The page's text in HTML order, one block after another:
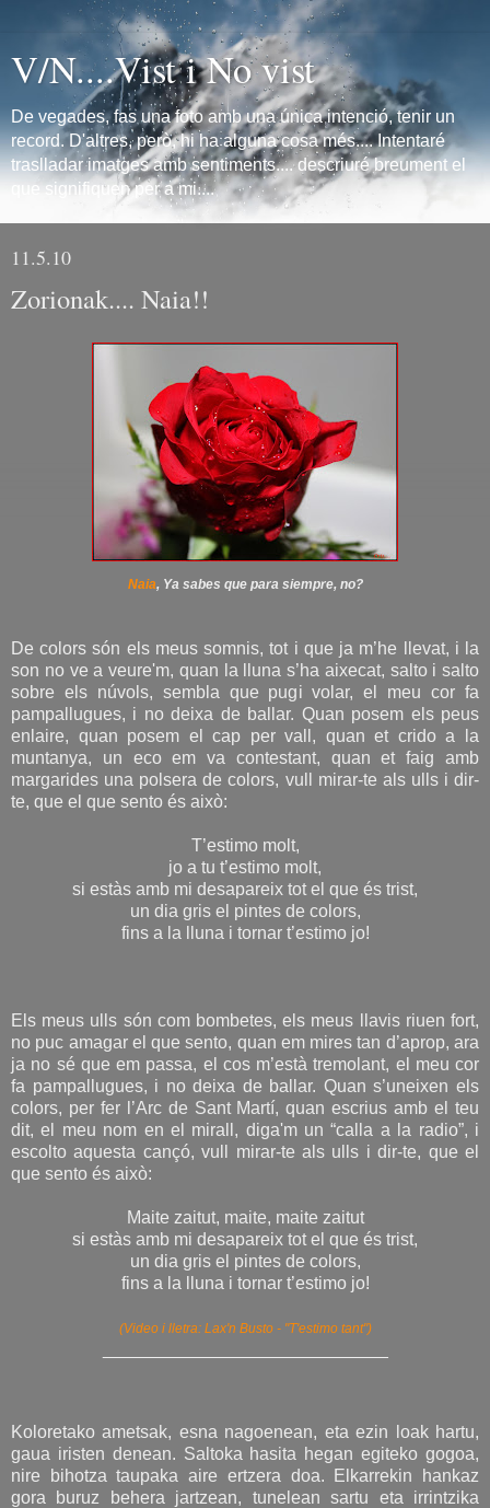
V/N....Vist i No vist
De vegades, fas una foto amb una única intenció, tenir un
record. D'altres, però, hi ha alguna cosa més.... Intentaré
traslladar imatges amb sentiments.... descriuré breument el
que signifiquen per a mi....
11.5.10
Zorionak.... Naia!!
Naia, Ya sabes que para siempre, no?
De colors són els meus somnis, tot i que ja m’he llevat, i la
son no ve a veure'm, quan la lluna s’ha aixecat, salto i salto
sobre els núvols, sembla que pugi volar, el meu cor fa
pampallugues, i no deixa de ballar. Quan posem els peus
enlaire, quan posem el cap per vall, quan et crido a la
muntanya, un eco em va contestant, quan et faig amb
margarides una polsera de colors, vull mirar-te als ulls i dir-
te, que el que sento és això:
T’estimo molt,
jo a tu t’estimo molt,
si estàs amb mi desapareix tot el que és trist,
un dia gris el pintes de colors,
fins a la lluna i tornar t’estimo jo!
Els meus ulls són com bombetes, els meus llavis riuen fort,
no puc amagar el que sento, quan em mires tan d’aprop, ara
ja no sé que em passa, el cos m’està tremolant, el meu cor
fa pampallugues, i no deixa de ballar. Quan s’uneixen els
colors, per fer l’Arc de Sant Martí, quan escrius amb el teu
dit, el meu nom en el mirall, diga'm un “calla a la radio”, i
escolto aquesta cançó, vull mirar-te als ulls i dir-te, que el
que sento és això:
Maite zaitut, maite, maite zaitut
si estàs amb mi desapareix tot el que és trist,
un dia gris el pintes de colors,
fins a la lluna i tornar t’estimo jo!
(Video i lletra: Lax'n Busto - "T'estimo tant")
Koloretako ametsak, esna nagoenean, eta ezin loak hartu,
gaua iristen denean. Saltoka hasita hegan egiteko gogoa,
nire bihotza taupaka aire ertzera doa. Elkarrekin hankaz
gora buruz behera jartzean, tunelean sartu eta irrintzika